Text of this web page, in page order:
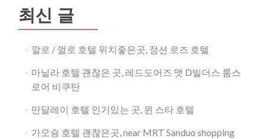
션
최신 글
깔로 / 껄로 호텔 위치좋은곳, 정션 로즈 호텔
마닐라 호텔 괜찮은 곳, 레드도어즈 앳 D빌더스 룸스
로어 비쿠탄
만달레이 호텔 인기있는 곳, 윈 스타 호텔
가오슝 호텔 괜찮은곳, near MRT Sanduo shopping